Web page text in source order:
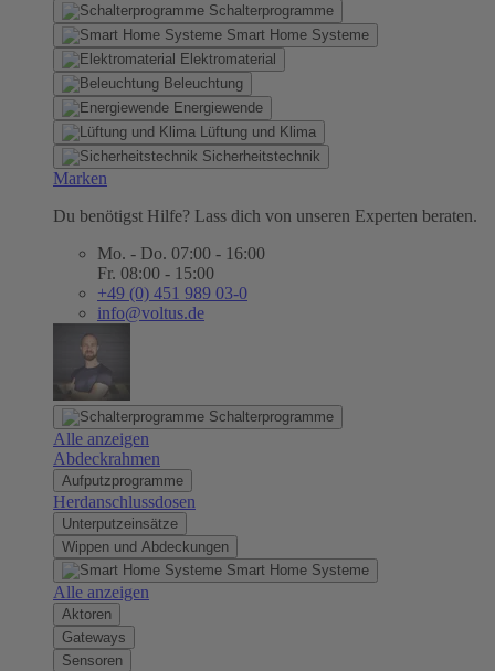
Schalterprogramme
Smart Home Systeme
Elektromaterial
Beleuchtung
Energiewende
Lüftung und Klima
Sicherheitstechnik
Marken
Du benötigst Hilfe? Lass dich von unseren Experten beraten.
Mo. - Do. 07:00 - 16:00
Fr. 08:00 - 15:00
+49 (0) 451 989 03-0
info@voltus.de
Schalterprogramme
Alle anzeigen
Abdeckrahmen
Aufputzprogramme
Herdanschlussdosen
Unterputzeinsätze
Wippen und Abdeckungen
Smart Home Systeme
Alle anzeigen
Aktoren
Gateways
Sensoren